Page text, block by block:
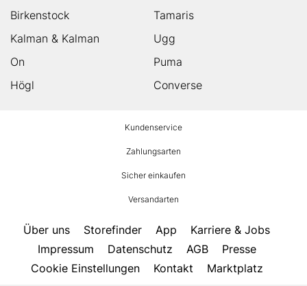
Birkenstock
Tamaris
Kalman & Kalman
Ugg
On
Puma
Högl
Converse
Kundenservice
Zahlungsarten
Sicher einkaufen
Versandarten
Über uns Storefinder App
Karriere & Jobs
Impressum
Datenschutz AGB
Presse
Cookie Einstellungen
Kontakt Marktplatz